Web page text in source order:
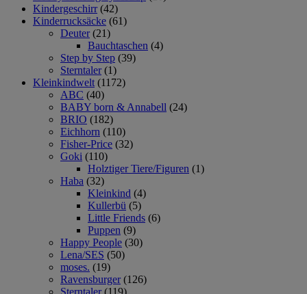
Kindergeschirr (42)
Kinderrucksäcke (61)
Deuter (21)
Bauchtaschen (4)
Step by Step (39)
Sterntaler (1)
Kleinkindwelt (1172)
ABC (40)
BABY born & Annabell (24)
BRIO (182)
Eichhorn (110)
Fisher-Price (32)
Goki (110)
Holztiger Tiere/Figuren (1)
Haba (32)
Kleinkind (4)
Kullerbü (5)
Little Friends (6)
Puppen (9)
Happy People (30)
Lena/SES (50)
moses. (19)
Ravensburger (126)
Sterntaler (119)